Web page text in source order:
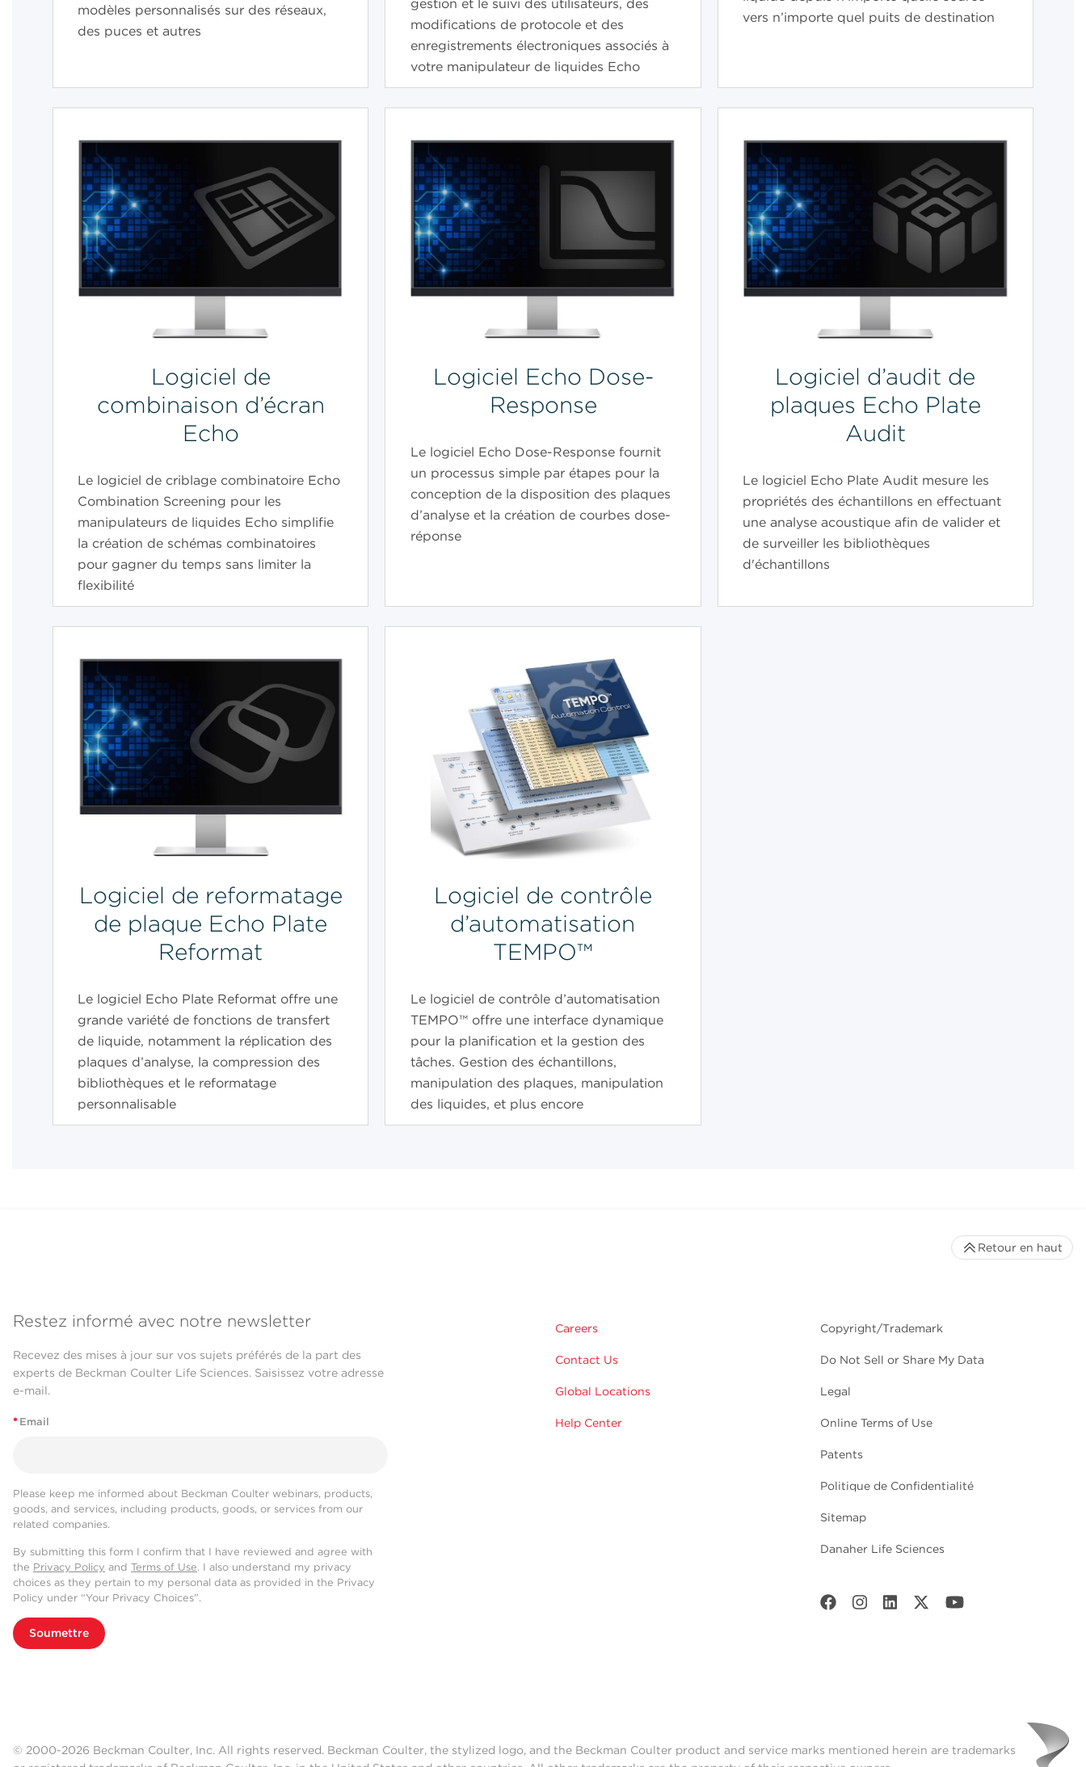
modèles personnalisés sur des réseaux,
des puces et autres
gestion et le suivi des utilisateurs, des
modifications de protocole et des
enregistrements électroniques associés à
votre manipulateur de liquides Echo
vers n’importe quel puits de destination
Logiciel de
combinaison d’écran
Echo
Le logiciel de criblage combinatoire Echo
Combination Screening pour les
manipulateurs de liquides Echo simplifie
la création de schémas combinatoires
pour gagner du temps sans limiter la
flexibilité
Logiciel Echo Dose-
Response
Le logiciel Echo Dose-Response fournit
un processus simple par étapes pour la
conception de la disposition des plaques
d’analyse et la création de courbes dose-
réponse
Logiciel d’audit de
plaques Echo Plate
Audit
Le logiciel Echo Plate Audit mesure les
propriétés des échantillons en effectuant
une analyse acoustique afin de valider et
de surveiller les bibliothèques
d'échantillons
Logiciel de reformatage
de plaque Echo Plate
Reformat
Le logiciel Echo Plate Reformat offre une
grande variété de fonctions de transfert
de liquide, notamment la réplication des
plaques d’analyse, la compression des
bibliothèques et le reformatage
personnalisable
Logiciel de contrôle
d’automatisation
TEMPO™
Le logiciel de contrôle d’automatisation
TEMPO™ offre une interface dynamique
pour la planification et la gestion des
tâches. Gestion des échantillons,
manipulation des plaques, manipulation
des liquides, et plus encore
Restez informé avec notre newsletter
Recevez des mises à jour sur vos sujets préférés de la part des
experts de Beckman Coulter Life Sciences. Saisissez votre adresse
e-mail.
* Email
Please keep me informed about Beckman Coulter webinars, products,
goods, and services, including products, goods, or services from our
related companies.
By submitting this form I confirm that I have reviewed and agree with
the Privacy Policy and Terms of Use. I also understand my privacy
choices as they pertain to my personal data as provided in the Privacy
Policy under “Your Privacy Choices”.
Soumettre
Careers
Contact Us
Global Locations
Help Center
Copyright/Trademark
Do Not Sell or Share My Data
Legal
Online Terms of Use
Patents
Politique de Confidentialité
Sitemap
Danaher Life Sciences
Retour en haut
© 2000-2026 Beckman Coulter, Inc. All rights reserved. Beckman Coulter, the stylized logo, and the Beckman Coulter product and service marks mentioned herein are trademarks